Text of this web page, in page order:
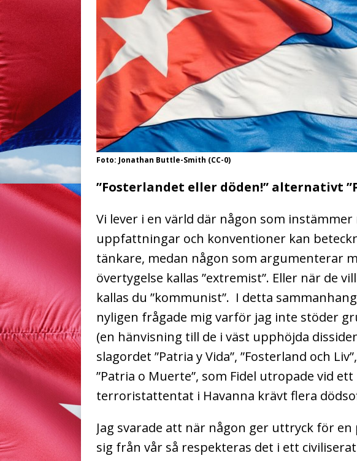
Foto: Jonathan Buttle-Smith (CC-0)
”Fosterlandet eller döden!” alternativt
Vi lever i en värld där någon som instämmer
uppfattningar och konventioner kan
tänkare, medan någon som argumenterar
övertygelse kallas ”extremist”. Eller när de
kallas du ”kommunist”. I detta
nyligen frågade mig varför jag inte stöder
(en hänvisning till de i väst upphöjda
slagordet ”Patria y Vida”, ”Fosterland och
”Patria o Muerte”, som Fidel utropade vid
terroristattentat i Havanna krävt flera
Jag svarade att när någon ger uttryck för
sig från vår så respekteras det i ett